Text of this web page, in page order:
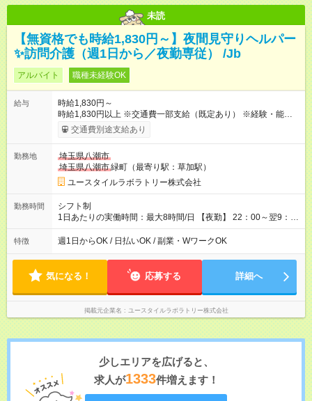
未読
【無資格でも時給1,830円～】夜間見守りヘルパー
✨訪問介護（週1日から／夜勤専従） /Jb
アルバイト 職種未経験OK
給与
時給1,830円～
時給1,830円以上 ※交通費一部支給（既定あり） ※経験・能力を
考慮して決定します 【収入例】 週1回勤務の場合：1,830円×8時
間×4回=5万8,560円 週3回勤務の場合：1,830円×8時間×12回
月 ※ 雇用形態と給与に、本採用時と異なる部分があります。 雇
用形態：本採用時と同じです。 給与：時給 1,660円以上
交通費別途支給あり
勤務地
埼玉県八潮市
埼玉県八潮市緑町（最寄り駅：草加駅）
ユースタイルラボラトリー株式会社
勤務時間
シフト制
1日あたりの実働時間：最大8時間/日 【夜勤】 22：00～翌9：
00 ※週1日～OK ／ 夜勤専従 ＊＊ 勤務時間例 ＊＊ ■22時か
ら翌7時 ■23時から翌8時 ■24時から翌9時 など ※上記の時間
ます。 ※曜日固定（毎週同じ曜日での勤務となります）
特徴 週1日からOK / 日払いOK / 副業・WワークOK
気になる！ 応募する 詳細へ
掲載元企業名 ユースタイルラボラトリー株式会社
少しエリアを広げると、
求人が1333件増えます！